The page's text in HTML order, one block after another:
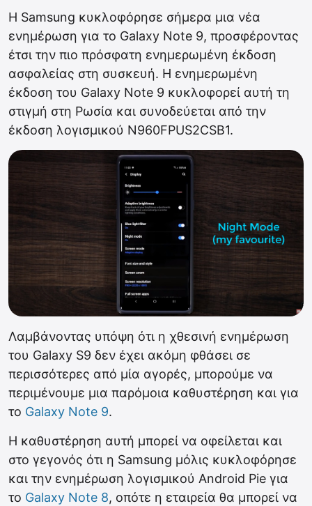
Η Samsung κυκλοφόρησε σήμερα μια νέα
ενημέρωση για το Galaxy Note 9, προσφέροντας
έτσι την πιο πρόσφατη ενημερωμένη έκδοση
ασφαλείας στη συσκευή. Η ενημερωμένη
έκδοση του Galaxy Note 9 κυκλοφορεί αυτή τη
στιγμή στη Ρωσία και συνοδεύεται από την
έκδοση λογισμικού N960FPUS2CSB1.
Λαμβάνοντας υπόψη ότι η χθεσινή ενημέρωση
του Galaxy S9 δεν έχει ακόμη φθάσει σε
περισσότερες από μία αγορές, μπορούμε να
περιμένουμε μια παρόμοια καθυστέρηση και για
το Galaxy Note 9.
Η καθυστέρηση αυτή μπορεί να οφείλεται και
στο γεγονός ότι η Samsung μόλις κυκλοφόρησε
και την ενημέρωση λογισμικού Android Pie για
το Galaxy Note 8, οπότε η εταιρεία θα μπορεί να